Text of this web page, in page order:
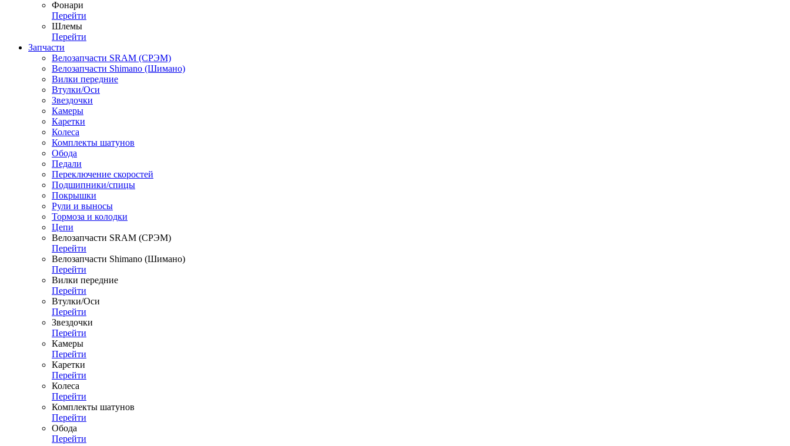
Фонари
Перейти
Шлемы
Перейти
Запчасти
Велозапчасти SRAM (СРЭМ)
Велозапчасти Shimano (Шимано)
Вилки передние
Втулки/Оси
Звездочки
Камеры
Каретки
Колеса
Комплекты шатунов
Обода
Педали
Переключение скоростей
Подшипники/спицы
Покрышки
Рули и выносы
Тормоза и колодки
Цепи
Велозапчасти SRAM (СРЭМ)
Перейти
Велозапчасти Shimano (Шимано)
Перейти
Вилки передние
Перейти
Втулки/Оси
Перейти
Звездочки
Перейти
Камеры
Перейти
Каретки
Перейти
Колеса
Перейти
Комплекты шатунов
Перейти
Обода
Перейти